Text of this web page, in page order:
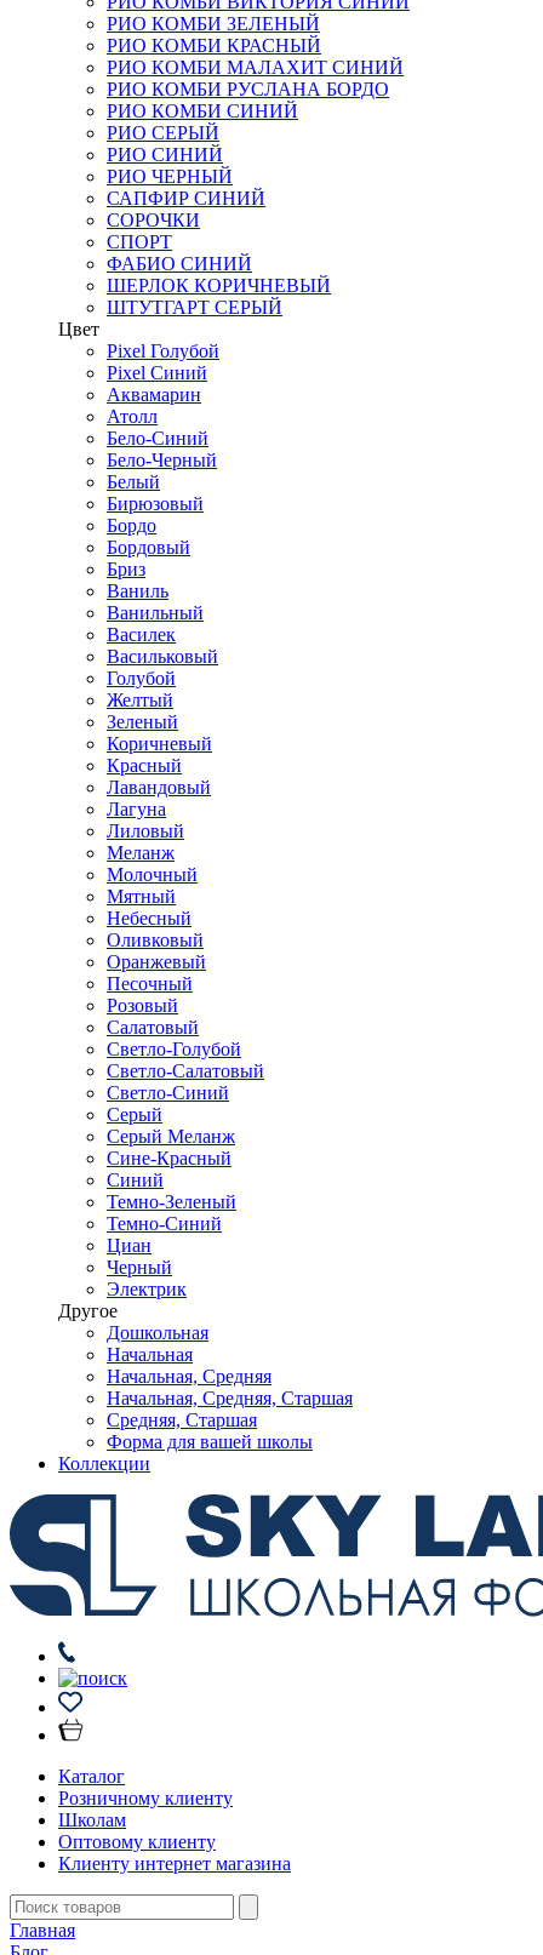
РИО КОМБИ ЗЕЛЕНЫЙ
РИО КОМБИ КРАСНЫЙ
РИО КОМБИ МАЛАХИТ СИНИЙ
РИО КОМБИ РУСЛАНА БОРДО
РИО КОМБИ СИНИЙ
РИО СЕРЫЙ
РИО СИНИЙ
РИО ЧЕРНЫЙ
САПФИР СИНИЙ
СОРОЧКИ
СПОРТ
ФАБИО СИНИЙ
ШЕРЛОК КОРИЧНЕВЫЙ
ШТУТГАРТ СЕРЫЙ
Цвет
Pixel Голубой
Pixel Синий
Аквамарин
Атолл
Бело-Синий
Бело-Черный
Белый
Бирюзовый
Бордо
Бордовый
Бриз
Ваниль
Ванильный
Василек
Васильковый
Голубой
Желтый
Зеленый
Коричневый
Красный
Лавандовый
Лагуна
Лиловый
Меланж
Молочный
Мятный
Небесный
Оливковый
Оранжевый
Песочный
Розовый
Салатовый
Светло-Голубой
Светло-Салатовый
Светло-Синий
Серый
Серый Меланж
Сине-Красный
Синий
Темно-Зеленый
Темно-Синий
Циан
Черный
Электрик
Другое
Дошкольная
Начальная
Начальная, Средняя
Начальная, Средняя, Старшая
Средняя, Старшая
Форма для вашей школы
Коллекции
Каталог
Розничному клиенту
Школам
Оптовому клиенту
Клиенту интернет магазина
Главная